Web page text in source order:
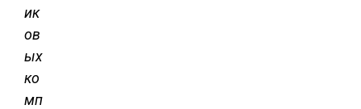
ик
ов
ых
ко
мп